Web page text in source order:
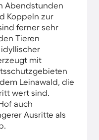
Abendstunden
Koppeln zur
ferner sehr
Tieren
mit
Leinawald, die
wert sind.
auch
Ausritte als